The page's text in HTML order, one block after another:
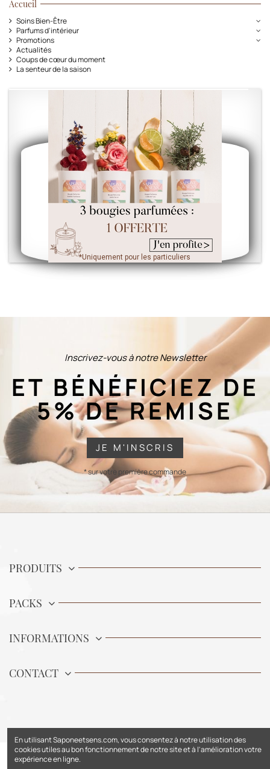
Accueil
Soins Bien-Être
Parfums d'intérieur
Promotions
Actualités
Coups de cœur du moment
La senteur de la saison
*Uniquement pour les particuliers
*Uniquement pour les particuliers
Inscrivez-vous à notre Newsletter
ET BÉNÉFICIEZ DE
5% DE REMISE
JE M'INSCRIS
* sur votre première commande
PRODUITS
PACKS
INFORMATIONS
CONTACT
En utilisant Saponeetsens.com, vous consentez à notre utilisation des
cookies utiles au bon fonctionnement de notre site et à l'amélioration votre
expérience en ligne.